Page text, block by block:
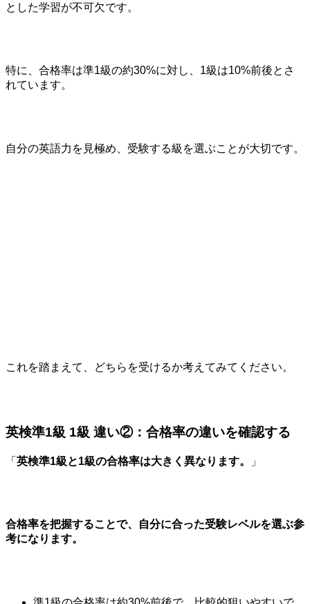
とした学習が不可欠です。
特に、合格率は準1級の約30%に対し、1級は10%前後とさ
れています。
自分の英語力を見極め、受験する級を選ぶことが大切です。
これを踏まえて、どちらを受けるか考えてみてください。
英検準1級 1級 違い②：合格率の違いを確認する
「 英検準1級と1級の合格率は大きく異なります。 」
合格率を把握することで、自分に合った受験レベルを選ぶ参
考になります。